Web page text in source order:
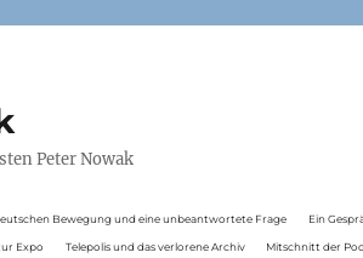
Peter Nowak
Bewegung und eine unbeantwortete Frage Ein
Expo Telepolis und das verlorene Archiv Mitschnitt der